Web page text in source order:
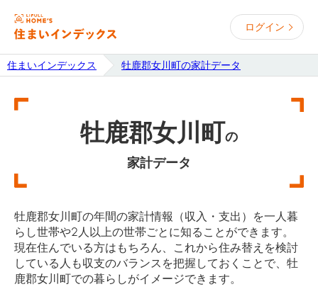
ログイン
住まいインデックス 牡鹿郡女川町の家計データ
牡鹿郡女川町の
家計データ
牡鹿郡女川町の年間の家計情報（収入・支出）を一人暮
らし世帯や2人以上の世帯ごとに知ることができます。
現在住んでいる方はもちろん、これから住み替えを検討
している人も収支のバランスを把握しておくことで、牡
鹿郡女川町での暮らしがイメージできます。